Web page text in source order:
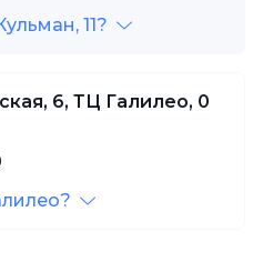
11?
6, ТЦ Галилео, 0